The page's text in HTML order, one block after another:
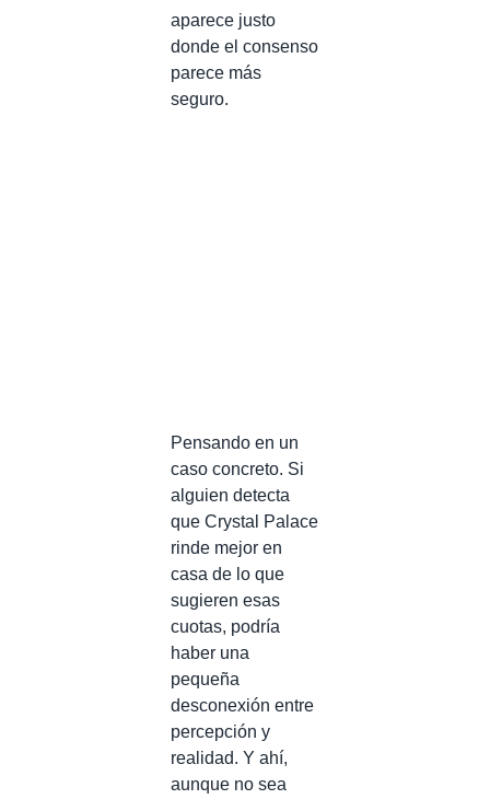
aparece justo
donde el consenso
parece más
seguro.
Pensando en un
caso concreto. Si
alguien detecta
que Crystal Palace
rinde mejor en
casa de lo que
sugieren esas
cuotas, podría
haber una
pequeña
desconexión entre
percepción y
realidad. Y ahí,
aunque no sea